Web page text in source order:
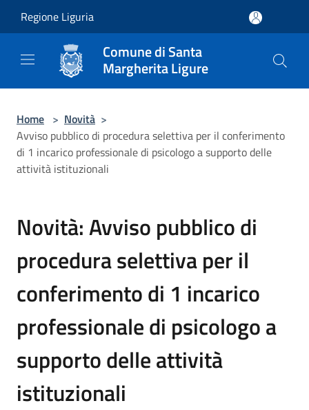
Regione Liguria
Comune di Santa
Margherita Ligure
Home > Novità >
Avviso pubblico di procedura selettiva per il conferimento
di 1 incarico professionale di psicologo a supporto delle
attività istituzionali
Novità: Avviso pubblico di
procedura selettiva per il
conferimento di 1 incarico
professionale di psicologo a
supporto delle attività
istituzionali